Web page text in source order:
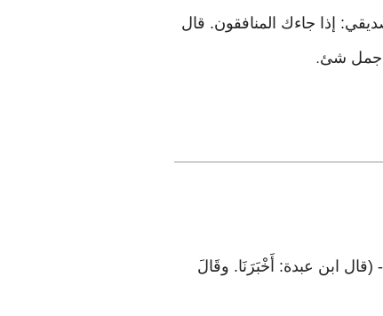
إذا جاءك المنافقون. قال
أجمل شئ.
(قال ابن عبدة: أَخْبَرَنَا. وقَالَ